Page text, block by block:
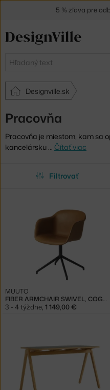
Hľadať
Designville.sk
Pracovňa
Pracovňa je miestom, kam sa
kancelársku … Čítať viac
Filtrovať
FIBER ARMCHAIR SWIVEL, COGNAC
MUUTO
3 - 4 týždne, 1 149,00 €
5 % zľava pre